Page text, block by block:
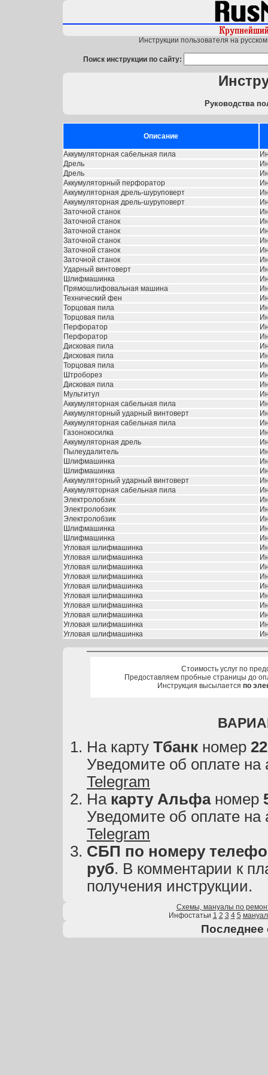
Инструкции пользователя на
Поиск инструкции по сайту:
Руководства
Описание
Аккумуляторная сабельная пила
Дрель
Дрель
Аккумуляторный перфоратор
Аккумуляторная дрель-шуруповерт
Аккумуляторная дрель-шуруповерт
Заточной станок
Заточной станок
Заточной станок
Заточной станок
Заточной станок
Заточной станок
Ударный винтоверт
Шлифмашинка
Прямошлифовальная машина
Технический фен
Торцовая пила
Торцовая пила
Перфоратор
Перфоратор
Дисковая пила
Дисковая пила
Торцовая пила
Штроборез
Дисковая пила
Мультитул
Аккумуляторная сабельная пила
Аккумуляторный ударный винтоверт
Аккумуляторная сабельная пила
Газонокосилка
Аккумуляторная дрель
Пылеудалитель
Шлифмашинка
Шлифмашинка
Аккумуляторный ударный винтоверт
Аккумуляторная сабельная пила
Электролобзик
Электролобзик
Электролобзик
Шлифмашинка
Шлифмашинка
Угловая шлифмашинка
Угловая шлифмашинка
Угловая шлифмашинка
Угловая шлифмашинка
Угловая шлифмашинка
Угловая шлифмашинка
Угловая шлифмашинка
Угловая шлифмашинка
Угловая шлифмашинка
Угловая шлифмашинка
Стоимость услуг по
Предоставляем пробные страницы до
Инструкция высылается по
На карту Тбанк номер
Уведомите об оплате на
Telegram
На карту Альфаномер
Уведомите об оплате на
Telegram
СБП по номеру
руб. В комментарии к
получения инструкции.
Схемы, мануалы по
Инфостатьи 1 2 3 4 5